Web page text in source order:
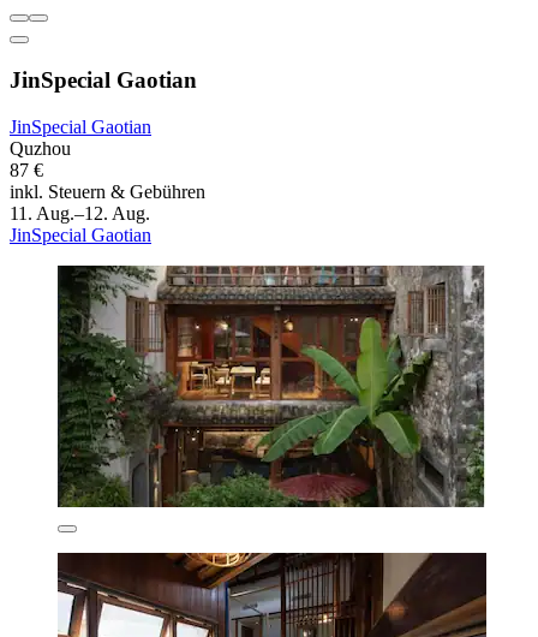
JinSpecial Gaotian
JinSpecial Gaotian
Quzhou
87 €
inkl. Steuern & Gebühren
11. Aug.–12. Aug.
JinSpecial Gaotian